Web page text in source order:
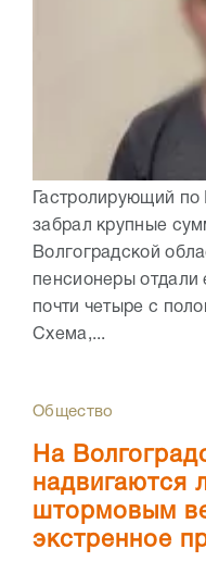
Гастролирующий
забрал крупные
Волгоградской
пенсионеры отдали
почти четыре с
Схема,...
Общество
На
надвигаются
штормовым
экстренное